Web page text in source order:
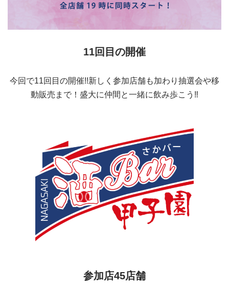
11回目の開催
今回で11回目の開催!!新しく参加店舗も加わり抽選会や移
動販売まで！盛大に仲間と一緒に飲み歩こう‼
参加店45店舗